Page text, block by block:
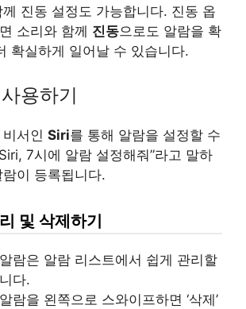
진동 설정도 가능합니다. 진동 옵
소리와 함께 진동으로도 알람을 확
확실하게 일어날 수 있습니다.
용하기
서인 Siri를 통해 알람을 설정할 수
7시에 알람 설정해줘”라고 말하
이 등록됩니다.
및 삭제하기
람은 알람 리스트에서 쉽게 관리할
다.
람을 왼쪽으로 스와이프하면 ‘삭제’